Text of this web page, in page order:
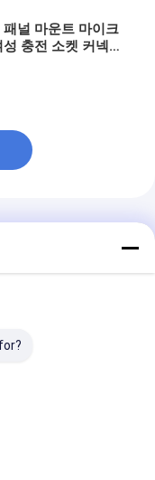
패널 마운트 마이크
성 충전 소켓 커넥터